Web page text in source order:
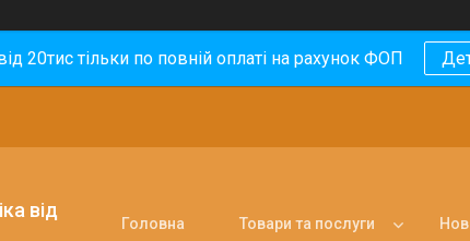
20тис тільки по повній оплаті на рахунок ФОП
від
Головна Товари та послуги